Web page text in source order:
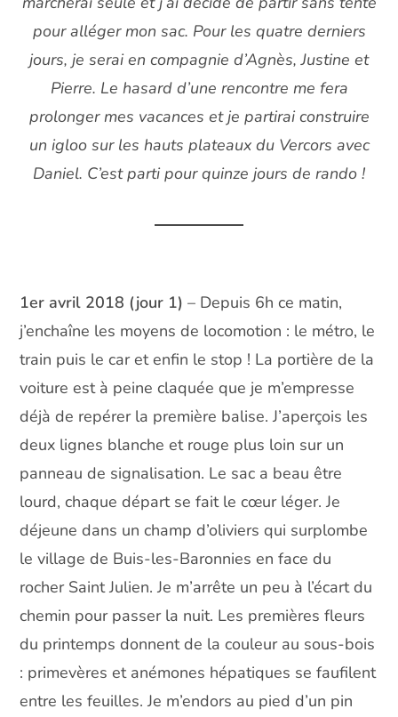
pour alléger mon sac. Pour les quatre derniers
jours, je serai en compagnie d’Agnès, Justine et
Pierre. Le hasard d’une rencontre me fera
prolonger mes vacances et je partiraiconstruire
un igloo sur les hauts plateaux du Vercors avec
Daniel. C’est parti pour quinze jours de rando !
1er avril 2018 (jour 1) – Depuis 6h ce matin,
j’enchaîne les moyens de locomotion : le métro, le
train puis le car et enfin le stop ! La portière de la
voiture est à peine claquée que je m’empresse
déjà de repérer la première balise. J’aperçois les
deux lignes blanche et rouge plus loin sur un
panneau de signalisation. Le sac a beau être
lourd, chaque départ se fait le cœur léger. Je
déjeune dans un champ d’oliviers qui surplombe
le village de Buis-les-Baronnies en face du
rocher Saint Julien. Je m’arrête un peu à l’écart du
chemin pour passer la nuit. Les premières fleurs
du printemps donnent de la couleur au sous-bois
: primevères et anémones hépatiques se faufilent
entre les feuilles. Je m’endors au pied d’un pin